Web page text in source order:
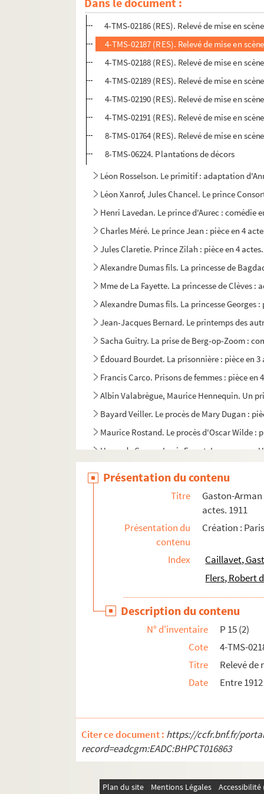
Gaston-Arman de Caillavet, Robert de Flers.
4-TMS-02186 (RES). Relevé de mise en
4-TMS-02187 (RES). Relevé de mise en
4-TMS-02188 (RES). Relevé de mise en
4-TMS-02189 (RES). Relevé de mise en
4-TMS-02190 (RES). Relevé de mise en
4-TMS-02191 (RES). Relevé de mise en
8-TMS-01764 (RES). Relevé de mise en
8-TMS-06224. Plantations de décors
Léon Rosselson. Le primitif : adaptation
Léon Xanrof, Jules Chancel. Le prince
Henri Lavedan. Le prince d'Aurec : comédie
Charles Méré. Le prince Jean : pièce en 4
Jules Claretie. Prince Zilah : pièce en 4
Alexandre Dumas fils. La princesse de
Mme de La Fayette. La princesse de Clèves :
Alexandre Dumas fils. La princesse Georges :
Jean-Jacques Bernard. Le printemps des
Sacha Guitry. La prise de Berg-op-Zoom :
Édouard Bourdet. La prisonnière : pièce en 3
Francis Carco. Prisons de femmes : pièce
Albin Valabrègue, Maurice Hennequin. Un
Bayard Veiller. Le procès de Mary Dugan :
Maurice Rostand. Le procès d'Oscar Wilde :
Henry de Gorsse, Louis Forest. Le procureur
Karen Bramson. Le professeur Klenow :
Lucienne Favre. Prosper : pièce en 3 actes et
Ivan Tourgueniev. La provinciale.
Willy et Andrée Cocotte. P'stt ! : vaudeville
André Mouëzy-Eon. Un p'tit homme en or :
Henry Gauthier-Villard (Willy), Luvey. Le
Fabre Doran. P'tite marraine ou filleule de
Georges Feydeau. La puce à l'oreille : pièce
Jean de Létraz. La pucelle d'Auteuil : pièce
Georges Fagot. La pucelle de Belleville :
Georges-Bernard Shaw. Pygmalion :
Grégoire Leclos. Quand Madelon... :
Brendan Behan. The quare fellow :
Melly Mellow. Quatre dames bien chambrées
Présentation du contenu
Titre
Gaston-
actes. 1911
Présentation du
contenu
Création :
Index
Caillavet,
Flers, Robert
Description du contenu
N° d'inventaire
P 15 (2)
Cote
4-TMS-
Titre
Relevé de
Date
Entre
Citer ce document : https://ccfr.bnf.fr/
record=eadcgm:EADC:BHPCT016863
Plan du site Mentions Légales